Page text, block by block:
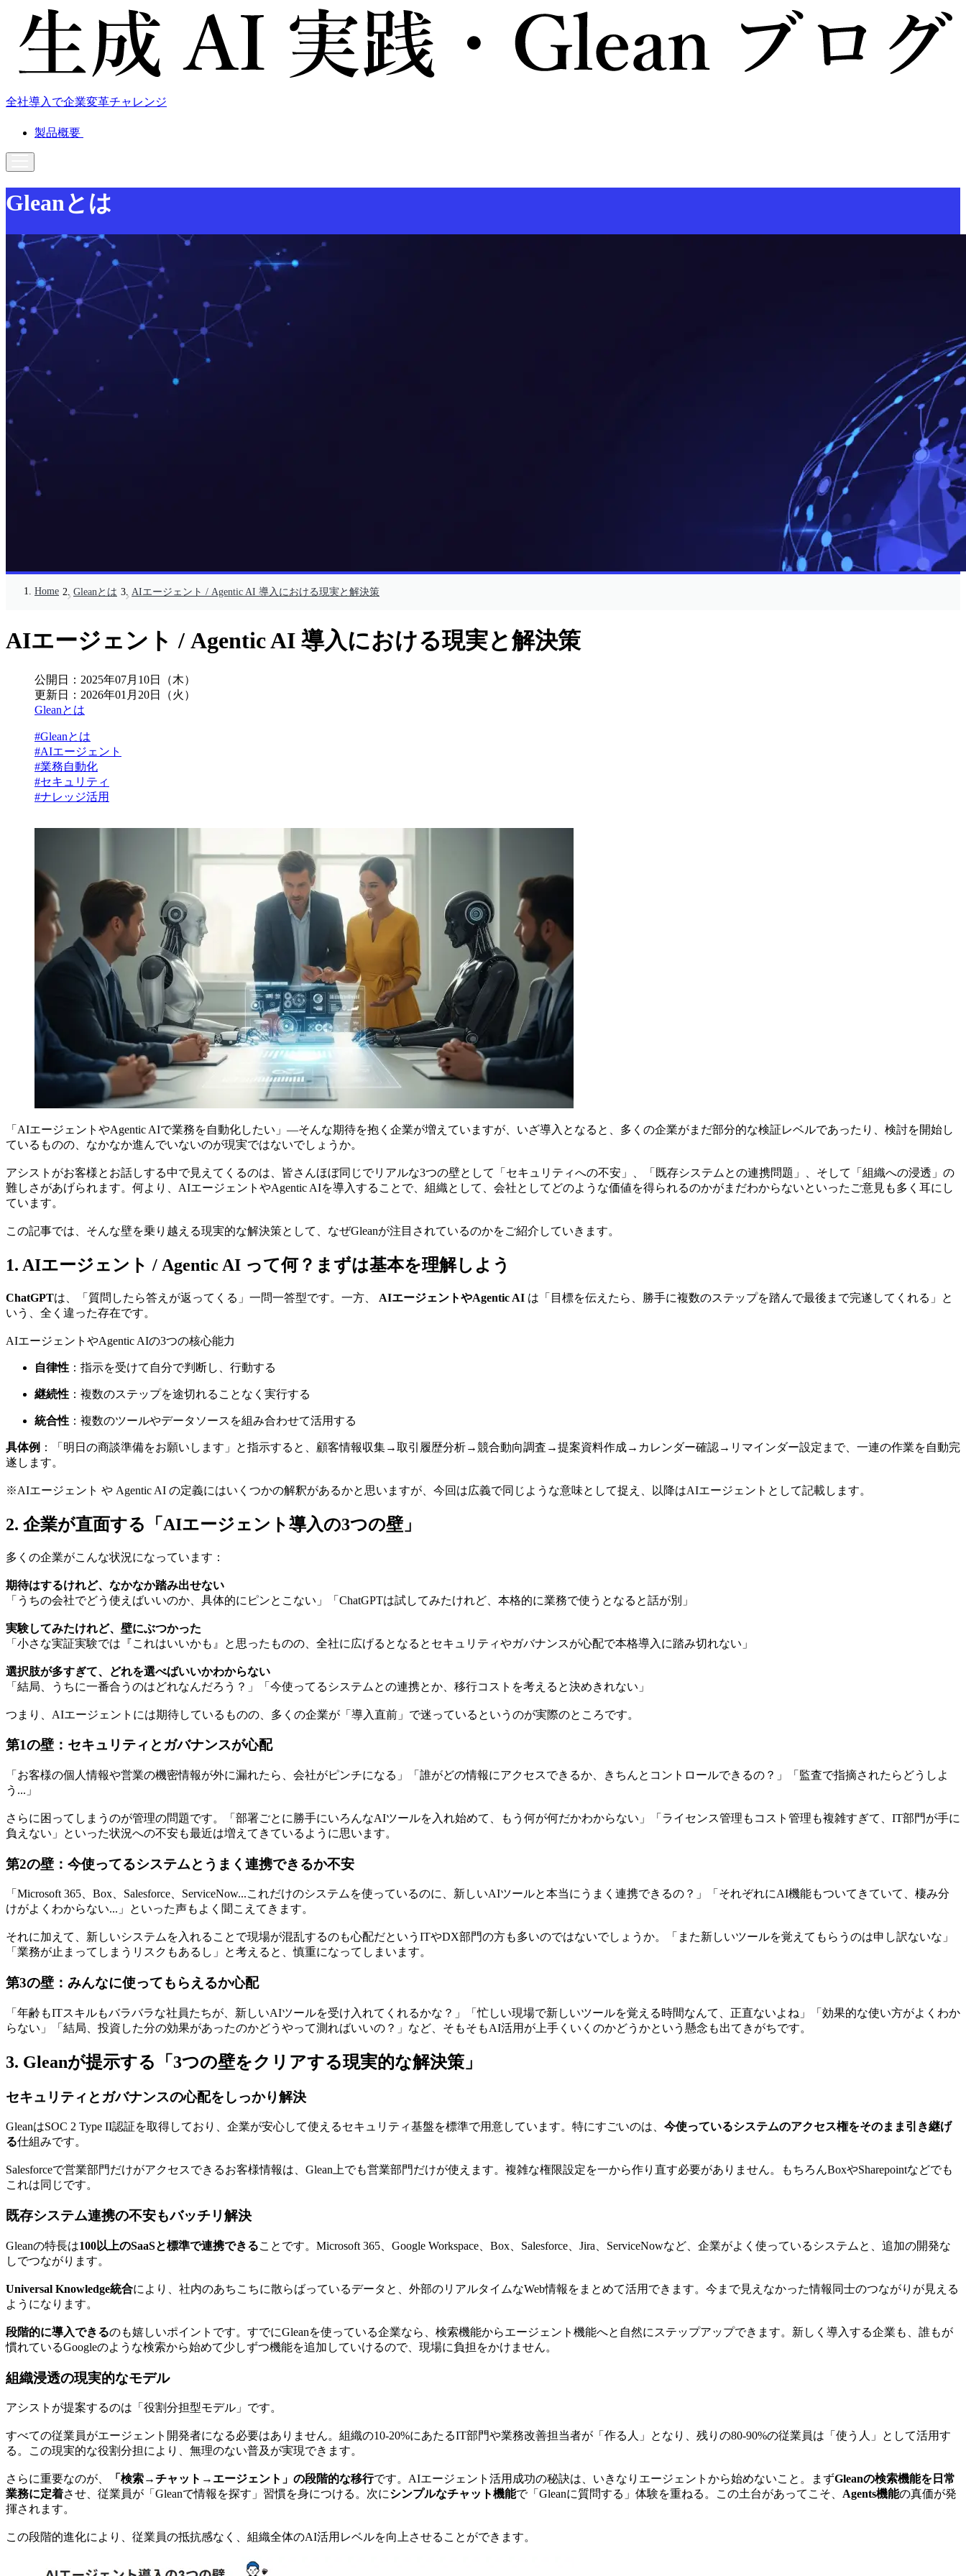
全社導入で企業変革チャレンジ
製品概要
Gleanとは
Home Gleanとは AIエージェント / Agentic AI 導入における現実と解決策
AIエージェント / Agentic AI 導入における現実と解決策
公開日： 2025年07月10日（木）
更新日： 2026年01月20日（火）
Gleanとは
#Gleanとは
#AIエージェント
#業務自動化
#セキュリティ
#ナレッジ活用
「AIエージェントやAgentic AIで業務を自動化したい」—そんな期待を抱く企業が増えていますが、いざ導入となると、多くの企業がまだ部分的な検証レベルであったり、検討を開始し
ているものの、なかなか進んでいないのが現実ではないでしょうか。
アシストがお客様とお話しする中で見えてくるのは、皆さんほぼ同じでリアルな3つの壁として「セキュリティへの不安」、「既存システムとの連携問題」、そして「組織への浸透」の
難しさがあげられます。何より、AIエージェントやAgentic AIを導入することで、組織として、会社としてどのような価値を得られるのかがまだわからないといったご意見も多く耳にし
ています。
この記事では、そんな壁を乗り越える現実的な解決策として、なぜGleanが注目されているのかをご紹介していきます。
1. AIエージェント / Agentic AI って何？まずは基本を理解しよう
ChatGPTは、「質問したら答えが返ってくる」一問一答型です。一方、 AIエージェントやAgentic AI は「目標を伝えたら、勝手に複数のステップを踏んで最後まで完遂してくれる」と
いう、全く違った存在です。
AIエージェントやAgentic AIの3つの核心能力
自律性 ：指示を受けて自分で判断し、行動する
継続性 ：複数のステップを途切れることなく実行する
統合性 ：複数のツールやデータソースを組み合わせて活用する
具体例 ：「明日の商談準備をお願いします」と指示すると、顧客情報収集→取引履歴分析→競合動向調査→提案資料作成→カレンダー確認→リマインダー設定まで、一連の作業を自動完
遂します。
※AIエージェント や Agentic AI の定義にはいくつかの解釈があるかと思いますが、今回は広義で同じような意味として捉え、以降はAIエージェントとして記載します。
2. 企業が直面する「AIエージェント導入の3つの壁」
多くの企業がこんな状況になっています：
期待はするけれど、なかなか踏み出せない
「うちの会社でどう使えばいいのか、具体的にピンとこない」「ChatGPTは試してみたけれど、本格的に業務で使うとなると話が別」
実験してみたけれど、壁にぶつかった
「小さな実証実験では『これはいいかも』と思ったものの、全社に広げるとなるとセキュリティやガバナンスが心配で本格導入に踏み切れない」
選択肢が多すぎて、どれを選べばいいかわからない
「結局、うちに一番合うのはどれなんだろう？」「今使ってるシステムとの連携とか、移行コストを考えると決めきれない」
つまり、AIエージェントには期待しているものの、多くの企業が「導入直前」で迷っているというのが実際のところです。
第1の壁：セキュリティとガバナンスが心配
「お客様の個人情報や営業の機密情報が外に漏れたら、会社がピンチになる」「誰がどの情報にアクセスできるか、きちんとコントロールできるの？」「監査で指摘されたらどうしよ
う...」
さらに困ってしまうのが管理の問題です。「部署ごとに勝手にいろんなAIツールを入れ始めて、もう何が何だかわからない」「ライセンス管理もコスト管理も複雑すぎて、IT部門が手に
負えない」といった状況への不安も最近は増えてきているように思います。
第2の壁：今使ってるシステムとうまく連携できるか不安
「Microsoft 365、Box、Salesforce、ServiceNow...これだけのシステムを使っているのに、新しいAIツールと本当にうまく連携できるの？」「それぞれにAI機能もついてきていて、棲み分
けがよくわからない...」といった声もよく聞こえてきます。
それに加えて、新しいシステムを入れることで現場が混乱するのも心配だというITやDX部門の方も多いのではないでしょうか。「また新しいツールを覚えてもらうのは申し訳ないな」
「業務が止まってしまうリスクもあるし」と考えると、慎重になってしまいます。
第3の壁：みんなに使ってもらえるか心配
「年齢もITスキルもバラバラな社員たちが、新しいAIツールを受け入れてくれるかな？」「忙しい現場で新しいツールを覚える時間なんて、正直ないよね」「効果的な使い方がよくわか
らない」「結局、投資した分の効果があったのかどうやって測ればいいの？」など、そもそもAI活用が上手くいくのかどうかという懸念も出てきがちです。
3. Gleanが提示する「3つの壁をクリアする現実的な解決策」
セキュリティとガバナンスの心配をしっかり解決
GleanはSOC 2 Type II認証を取得しており、企業が安心して使えるセキュリティ基盤を標準で用意しています。特にすごいのは、 今使っているシステムのアクセス権をそのまま引き継げ
る仕組みです。
Salesforceで営業部門だけがアクセスできるお客様情報は、Glean上でも営業部門だけが使えます。複雑な権限設定を一から作り直す必要がありません。もちろんBoxやSharepointなどでも
これは同じです。
既存システム連携の不安もバッチリ解決
Gleanの特長は100以上のSaaSと標準で連携できることです。Microsoft 365、Google Workspace、Box、Salesforce、Jira、ServiceNowなど、企業がよく使っているシステムと、追加の開発な
しでつながります。
Universal Knowledge統合により、社内のあちこちに散らばっているデータと、外部のリアルタイムなWeb情報をまとめて活用できます。今まで見えなかった情報同士のつながりが見える
ようになります。
段階的に導入できるのも嬉しいポイントです。すでにGleanを使っている企業なら、検索機能からエージェント機能へと自然にステップアップできます。新しく導入する企業も、誰もが
慣れているGoogleのような検索から始めて少しずつ機能を追加していけるので、現場に負担をかけません。
組織浸透の現実的なモデル
アシストが提案するのは「役割分担型モデル」です。
すべての従業員がエージェント開発者になる必要はありません。組織の10-20%にあたるIT部門や業務改善担当者が「作る人」となり、残りの80-90%の従業員は「使う人」として活用す
る。この現実的な役割分担により、無理のない普及が実現できます。
さらに重要なのが、 「検索→チャット→エージェント」の段階的な移行です。AIエージェント活用成功の秘訣は、いきなりエージェントから始めないこと。まずGleanの検索機能を日常
業務に定着させ、従業員が「Gleanで情報を探す」習慣を身につける。次にシンプルなチャット機能で「Gleanに質問する」体験を重ねる。この土台があってこそ、 Agents機能の真価が発
揮されます。
この段階的進化により、従業員の抵抗感なく、組織全体のAI活用レベルを向上させることができます。